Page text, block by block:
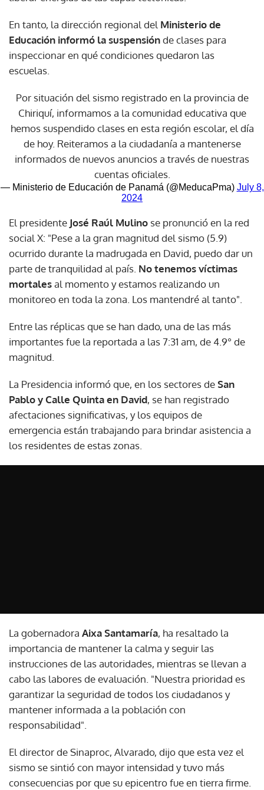
En tanto, la dirección regional del Ministerio de
Educación informó la suspensiónde clases para
inspeccionar en qué condiciones quedaron las
escuelas.
Por situación del sismo registrado en la provincia de
Chiriquí, informamos a la comunidad educativa que
hemos suspendido clases en esta región escolar, el día
de hoy. Reiteramos a la ciudadanía a mantenerse
informados de nuevos anuncios a través de nuestras
cuentas oficiales.
— Ministerio de Educación de Panamá (@MeducaPma) July 8,
2024
El presidente José Raúl Mulino se pronunció en la red
social X: "Pese a la gran magnitud del sismo (5.9)
ocurrido durante la madrugada en David, puedo dar un
parte de tranquilidad al país. No tenemos víctimas
mortalesal momento y estamos realizando un
monitoreo en toda la zona. Los mantendré al tanto".
Entre las réplicas que se han dado, una de las más
importantes fue la reportada a las 7:31 am, de 4.9° de
magnitud.
La Presidencia informó que, en los sectores deSan
Pablo y Calle Quinta en David, se han registrado
afectaciones significativas, y los equipos de
emergencia están trabajando para brindar asistencia a
los residentes de estas zonas.
La gobernadora Aixa Santamaría, ha resaltado la
importancia de mantener la calma y seguir las
instrucciones de las autoridades, mientras se llevan a
cabo las labores de evaluación. "Nuestra prioridad es
garantizar la seguridad de todos los ciudadanos y
mantener informada a la población con
responsabilidad".
El director de Sinaproc, Alvarado, dijo que esta vez el
sismo se sintió con mayor intensidad y tuvo más
consecuencias por que su epicentro fue en tierra firme.